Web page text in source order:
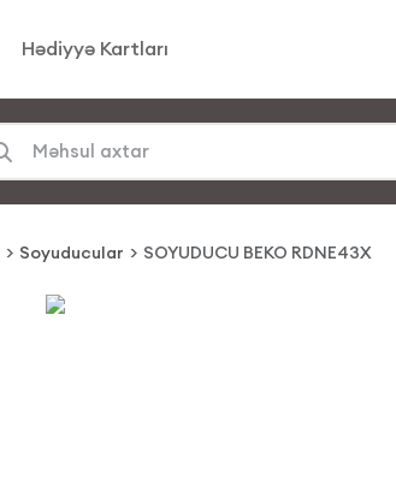
Hədiyyə Kartları
Soyuducular SOYUDUCU BEKO RDNE43X